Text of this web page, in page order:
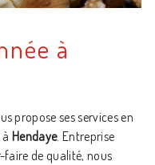
à
propose ses services en
àHendaye. Entreprise
faire de qualité, nous